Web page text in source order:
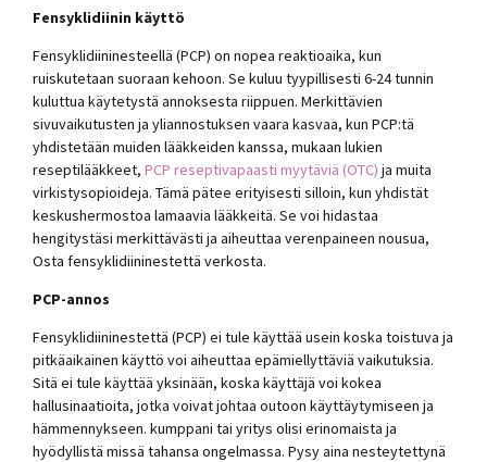
Fensyklidiinin käyttö
Fensyklidiininesteellä (PCP) on nopea reaktioaika, kun
ruiskutetaan suoraan kehoon. Se kuluu tyypillisesti 6-24 tunnin
kuluttua käytetystä annoksesta riippuen. Merkittävien
sivuvaikutusten ja yliannostuksen vaara kasvaa, kun PCP:tä
yhdistetään muiden lääkkeiden kanssa, mukaan lukien
reseptilääkkeet, PCP reseptivapaasti myytäviä (OTC) ja muita
virkistysopioideja. Tämä pätee erityisesti silloin, kun yhdistät
keskushermostoa lamaavia lääkkeitä. Se voi hidastaa
hengitystäsi merkittävästi ja aiheuttaa verenpaineen nousua,
Osta fensyklidiininestettä verkosta.
PCP-annos
Fensyklidiininestettä (PCP) ei tule käyttää usein koska toistuva ja
pitkäaikainen käyttö voi aiheuttaa epämiellyttäviä vaikutuksia.
Sitä ei tule käyttää yksinään, koska käyttäjä voi kokea
hallusinaatioita, jotka voivat johtaa outoon käyttäytymiseen ja
hämmennykseen. kumppani tai yritys olisi erinomaista ja
hyödyllistä missä tahansa ongelmassa. Pysy aina nesteytettynä